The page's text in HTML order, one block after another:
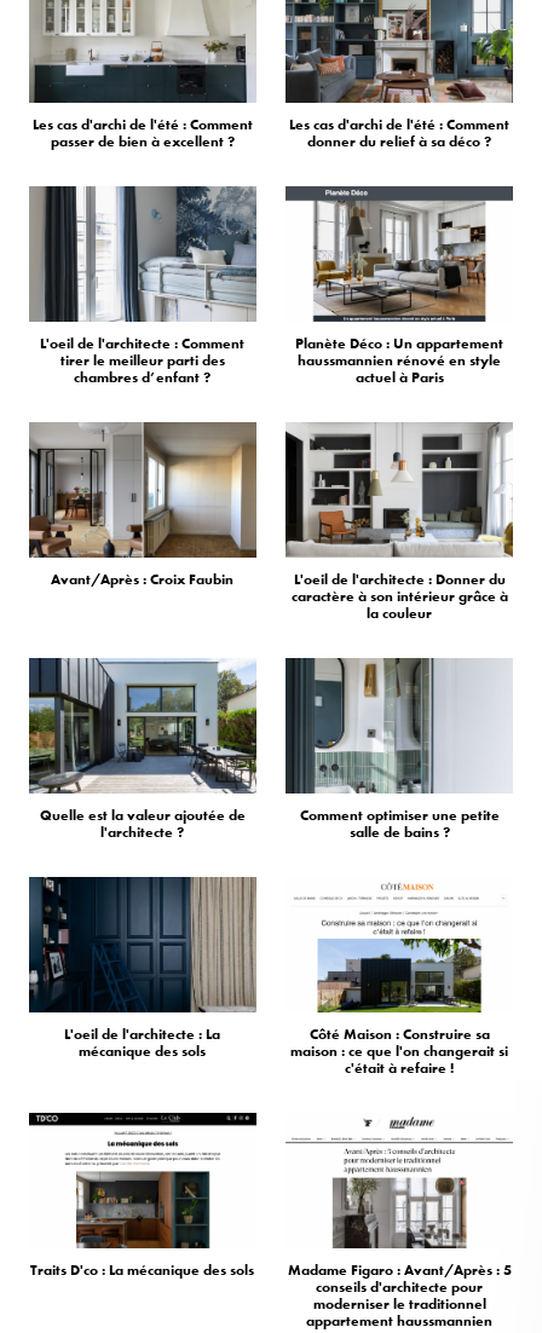
Les cas d'archi de l'été : Comment
passer de bien à excellent ?
Les cas d'archi de l'été : Comment
donner du relief à sa déco ?
L'oeil de l'architecte : Comment
tirer le meilleur parti des
chambres d’enfant ?
Planète Déco : Un appartement
haussmannien rénové en style
actuel à Paris
Avant/Après : Croix Faubin
L'oeil de l'architecte : Donner du
caractère à son intérieur grâce à
la couleur
Quelle est la valeur ajoutée de
l'architecte ?
Comment optimiser une petite
salle de bains ?
L'oeil de l'architecte : La
mécanique des sols
Côté Maison : Construire sa
maison : ce que l'on changerait si
c'était à refaire !
Traits D'co : La mécanique des sols
Madame Figaro : Avant/Après : 5
conseils d'architecte pour
moderniser le traditionnel
appartement haussmannien